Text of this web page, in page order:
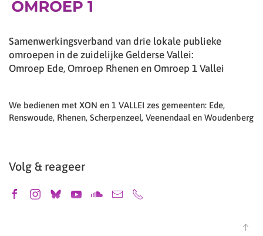
Samenwerkingsverband van drie lokale publieke
omroepen in de zuidelijke Gelderse Vallei:
Omroep Ede, Omroep Rhenen en Omroep 1 Vallei
We bedienen met XON en 1 VALLEI zes gemeenten: Ede,
Renswoude, Rhenen, Scherpenzeel, Veenendaal en Woudenberg
Volg & reageer